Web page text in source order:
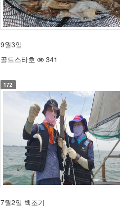
9월3일
골드스타호
341
172
7월2일 백조기